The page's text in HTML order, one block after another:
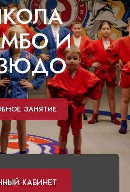
КОЛА
МБО И
ЮДО
ЗАНЯТИЕ
КАБИНЕТ